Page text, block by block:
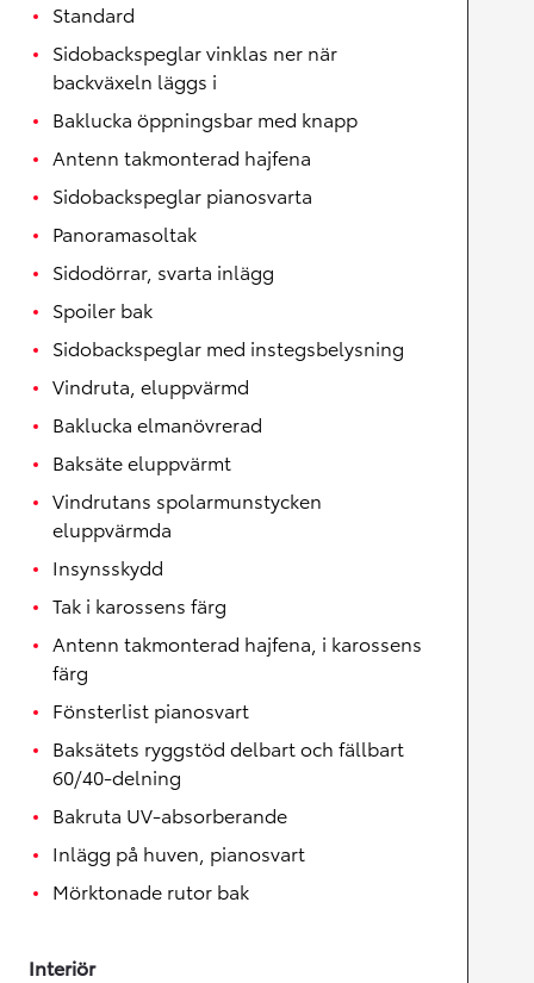
Standard
Sidobackspeglar vinklas ner när
backväxeln läggs i
Baklucka öppningsbar med knapp
Antenn takmonterad hajfena
Sidobackspeglar pianosvarta
Panoramasoltak
Sidodörrar, svarta inlägg
Spoiler bak
Sidobackspeglar med instegsbelysning
Vindruta, eluppvärmd
Baklucka elmanövrerad
Baksäte eluppvärmt
Vindrutans spolarmunstycken
eluppvärmda
Insynsskydd
Tak i karossens färg
Antenn takmonterad hajfena, i karossens
färg
Fönsterlist pianosvart
Baksätets ryggstöd delbart och fällbart
60/40-delning
Bakruta UV-absorberande
Inlägg på huven, pianosvart
Mörktonade rutor bak
Interiör